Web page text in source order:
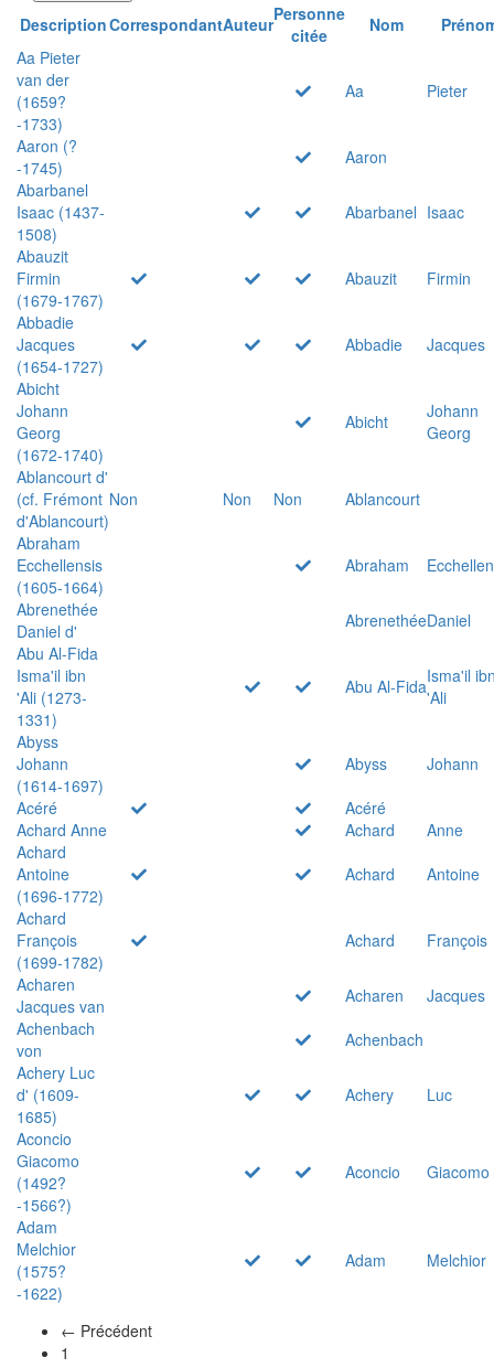
DescriptionCorrespondantAuteurPersonne
citée
Nom
Aa Pieter
van der
(1659?
-1733)
Aa Pieter
Aaron (?
-1745)
Aaron
Abarbanel
Isaac (1437-
1508)
Abarbanel Isaac
Abauzit
Firmin
(1679-1767)
Abauzit
Firmin
Abbadie
Jacques
(1654-1727)
Abbadie
Jacques
Abicht
Johann
Georg
(1672-1740)
Abicht
Johann
Georg
Ablancourt d'
(cf. Frémont
d'Ablancourt)
Non Non Non
Ablancourt
Abraham
Ecchellensis
(1605-1664)
Abraham
Abrenethée
Daniel d'
AbrenethéeDaniel
Abu Al-Fida
Isma'il ibn
'Ali (1273-
1331)
Abu Al-FidaIsma'il
'Ali
Abyss
Johann
(1614-1697)
Abyss
Johann
Acéré
Acéré
Achard Anne
Achard
Anne
Achard
Antoine
(1696-1772)
Achard
Antoine
Achard
François
(1699-1782)
Achard
François
Acharen
Jacques van
Acharen
Jacques
Achenbach
von
Achenbach
Achery Luc
d' (1609-
1685)
Achery
Luc
Aconcio
Giacomo
(1492?
-1566?)
Aconcio Giacomo
Adam
Melchior
(1575?
-1622)
Adam Melchior
← Précédent
1